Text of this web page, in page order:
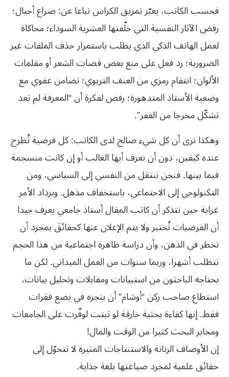
فحسب الكاتب، يعبّر تمزيق الكراس تباعا عن: صراع أجيال؛
رفض الآثار النفسية التي خلّفتها العشرية السوداء؛ محاكاة
لعمل الهاتف الذكي الذي يطلب باستمرار حذف الملفات غير
الضرورية؛ رد فعل على منع بعض قصات الشعر أو مقلمات
الألوان؛ انتقام رمزي من العنف التربوي؛ تضامن عفوي مع
وضعية الأستاذ المتدهورة؛ رفض لفكرة أن “المعرفة لم تعد
تشكّل مخرجا من الفقر”.
وهكذا نرى أن كل شيء صالح لدى الكاتب: كل فرضية تُطرح
عنده كيقين، دون أن نعرف أيها الغالب أو إن كانت منسجمة
فيما بينها. فنحن ننتقل من النفسي إلى السياسي، ومن
التكنولوجي إلى الاجتماعي، باستخفاف مذهل. ويزداد الأمر
غرابة حين نتذكر أن كاتب المقال أستاذ جامعي يعرف جيدا
أن الفرضيات تُختبر ولا يتم الإعلان عنها كحقائقَ بمجرد أن
تخطر في الذهن، وأن دراسة ظاهرة اجتماعية من هذا الحجم
تتطلب أشهرا، وربما سنوات من العمل الميداني. لكن ما
يحتاجه الباحثون من استبيانات ومقابلات وتحليل بيانات،
استطاع صاحب ركن “أوشام” أن ينجزه في بضع فقرات
فقط. إنها كفاءة بحثية خارقة لو ثبتت لوفّرت على الجامعات
ومخابر البحث كثيرا من الوقت والمال!
إن الأوصاف الرنانة والاستنتاجات المثيرة لا تتحوّل إلى
حقائق علمية لمجرد صياغتها بلغة جذابة.